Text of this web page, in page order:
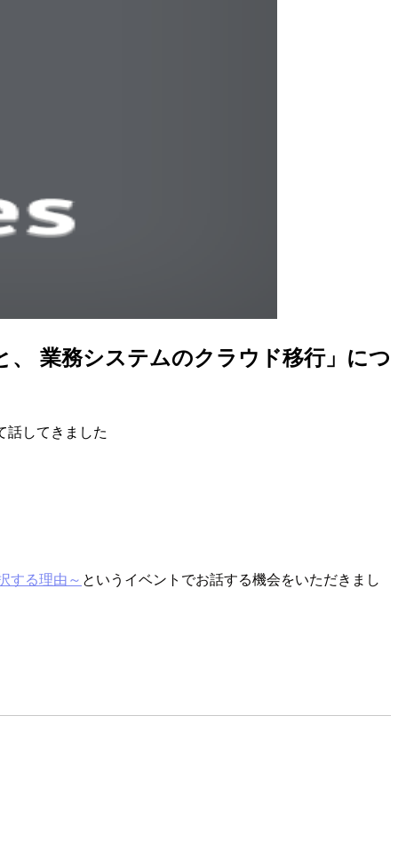
業務システムのクラウド移行」につ
話してきました
する理由～ というイベントでお話する機会をいただきまし